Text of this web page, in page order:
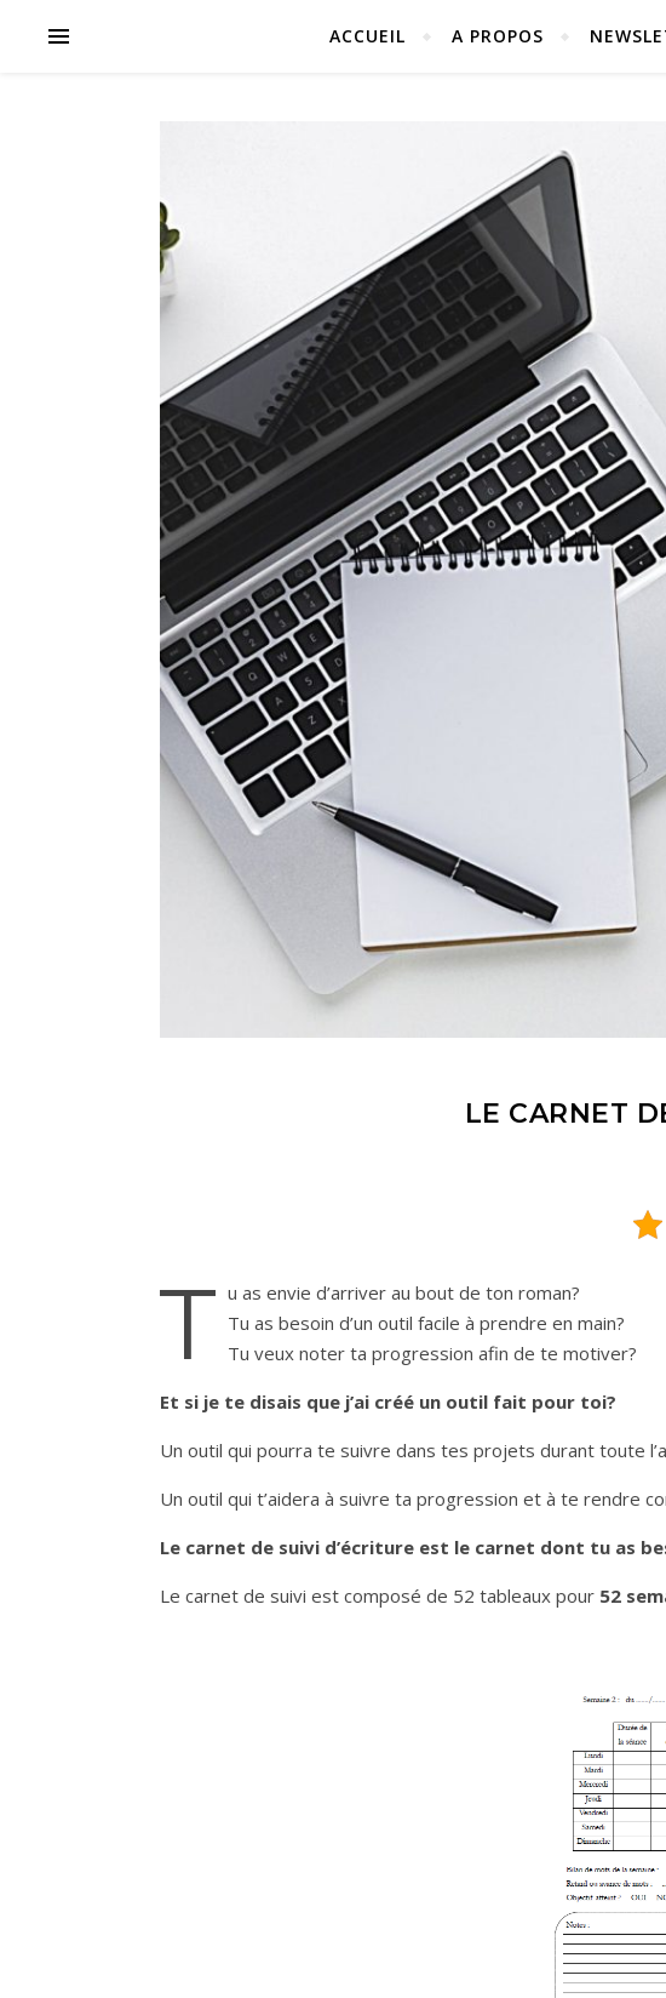
ACCUEIL A PROPOS
LE CARNET
T u as envie d’arriver au bout de ton roman?
Tu as besoin d’un outil facile à prendre en main?
Tu veux noter ta progression afin de te motiver?
Et si je te disais que j’ai créé un outil fait pour toi?
Un outil qui pourra te suivre dans tes projets durant toute
Un outil qui t’aidera à suivre ta progression et à te rendre
Le carnet de suivi d’écriture est le carnet dont tu as
Le carnet de suivi est composé de 52 tableaux pour 52